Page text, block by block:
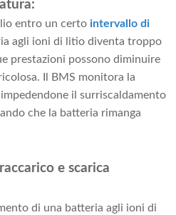
entro un certo intervallo di
agli ioni di litio diventa troppo
prestazioni possono diminuire
Il BMS monitora la
il surriscaldamento
che la batteria rimanga
e scarica
di una batteria agli ioni di